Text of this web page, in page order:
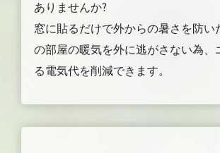
ありませんか?
窓に貼るだけで外からの暑さを防い
の部屋の暖気を外に逃がさない為、
る電気代を削減できます。